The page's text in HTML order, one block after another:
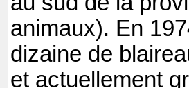
animaux). En
dizaine de
et actuellement